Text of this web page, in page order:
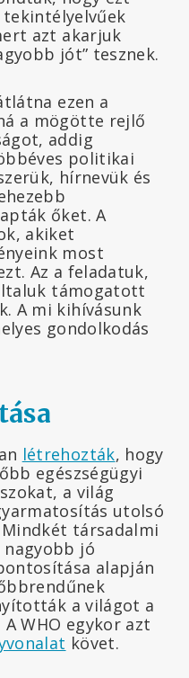
tekintélyelvűek
azt akarjuk
jót” tesznek.
ezen a
a mögötte rejlő
addig
politikai
hírnevük és
őket. A
akiket
most
Az a feladatuk,
támogatott
A mi kihívásunk
gondolkodás
létrehozták, hogy
egészségügyi
a világ
utolsó
társadalmi
jó
alapján
a világot a
WHO egykor azt
követ.